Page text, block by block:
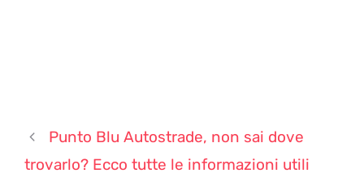
Punto Blu Autostrade, non sai dove
trovarlo? Ecco tutte le informazioni utili